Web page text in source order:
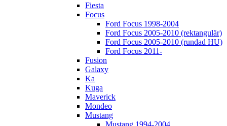
Fiesta
Focus
Ford Focus 1998-2004
Ford Focus 2005-2010 (rektangulär)
Ford Focus 2005-2010 (rundad HU)
Ford Focus 2011-
Fusion
Galaxy
Ka
Kuga
Maverick
Mondeo
Mustang
Mustang 1994-2004